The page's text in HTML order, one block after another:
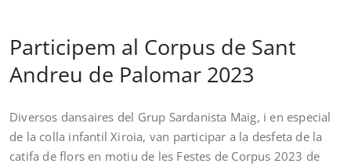
Participem al Corpus de Sant
Andreu de Palomar 2023
Diversos dansaires del Grup Sardanista Maig, i en especial
de la colla infantil Xiroia, van participar a la desfeta de la
catifa de flors en motiu de les Festes de Corpus 2023 de